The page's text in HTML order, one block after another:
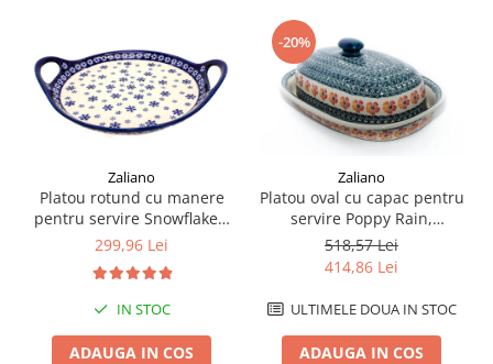
Zaliano
Platou rotund cu manere
pentru servire Snowflakes,
ceramica smaltuita, pictat
299,96 Lei
IN STOC
ADAUGA IN COS
-20%
Zaliano
Platou oval cu capac pentru
servire Poppy Rain,
ceramica smaltuita, pictat
manual, 13,5 x 39,5 cm
518,57 Lei
414,86 Lei
ULTIMELE DOUA IN STOC
ADAUGA IN COS